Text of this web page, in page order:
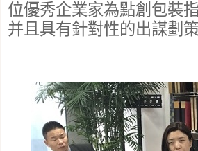
位優秀企業家為點創包
并且具有針對性的出謀劃